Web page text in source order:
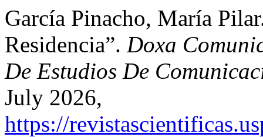
García Pinacho, María
Residencia”. Doxa
De Estudios De
July 2026,
https://